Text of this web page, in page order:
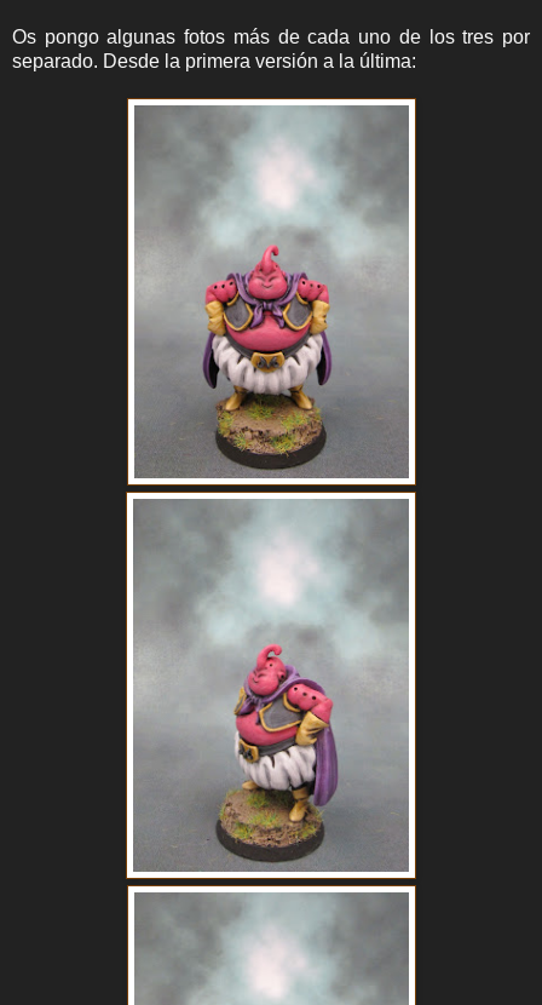
Os pongo algunas fotos más de cada uno de los tres por
separado. Desde la primera versión a la última: